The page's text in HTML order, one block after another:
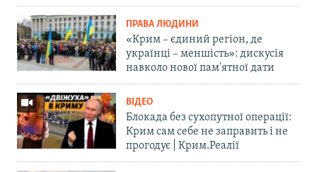
ПРАВА ЛЮДИНИ
«Крим – єдиний регіон, де
українці – меншість»: дискусія
навколо нової пам'ятної дати
ВІДЕО
Блокада без сухопутної операції:
Крим сам себе не заправить і не
прогодує | Крим.Реалії